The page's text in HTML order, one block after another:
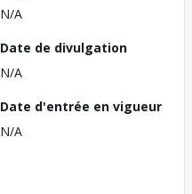
N/A
Date de divulgation
N/A
Date d'entrée en vigueur
N/A